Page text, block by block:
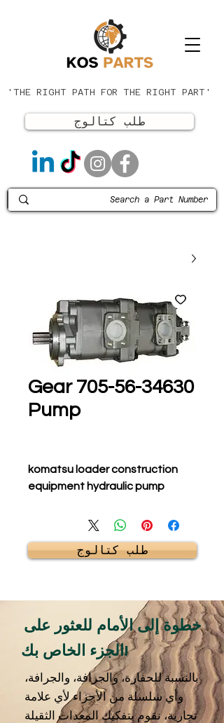
'THE RIGHT PATH FOR THE RIGHT PART'
طلب كتالوج
705-56-34630 Gear
Pump
komatsu loader construction
equipment hydraulic pump
طلب كتالوج
خطوة إلى الأمام للعثور على
الجزء الخاص بك!
بالنسبة للحفارة، والجرافة، والجرافة،
وأي سلسلة من الأجزاء لأي علامة
تجارية، نقوم بتفكيك المعدات الثقيلة